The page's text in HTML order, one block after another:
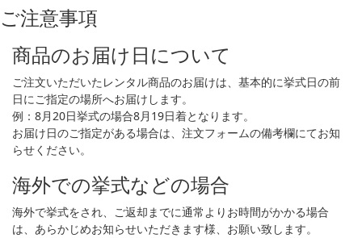
ご注意事項
商品のお届け日について
ご注文いただいたレンタル商品のお届けは、基本的に挙式日の前
日にご指定の場所へお届けします。
例：8月20日挙式の場合8月19日着となります。
お届け日のご指定がある場合は、注文フォームの備考欄にてお知
らせください。
海外での挙式などの場合
海外で挙式をされ、ご返却までに通常よりお時間がかかる場合
は、あらかじめお知らせいただきます様、お願い致します。